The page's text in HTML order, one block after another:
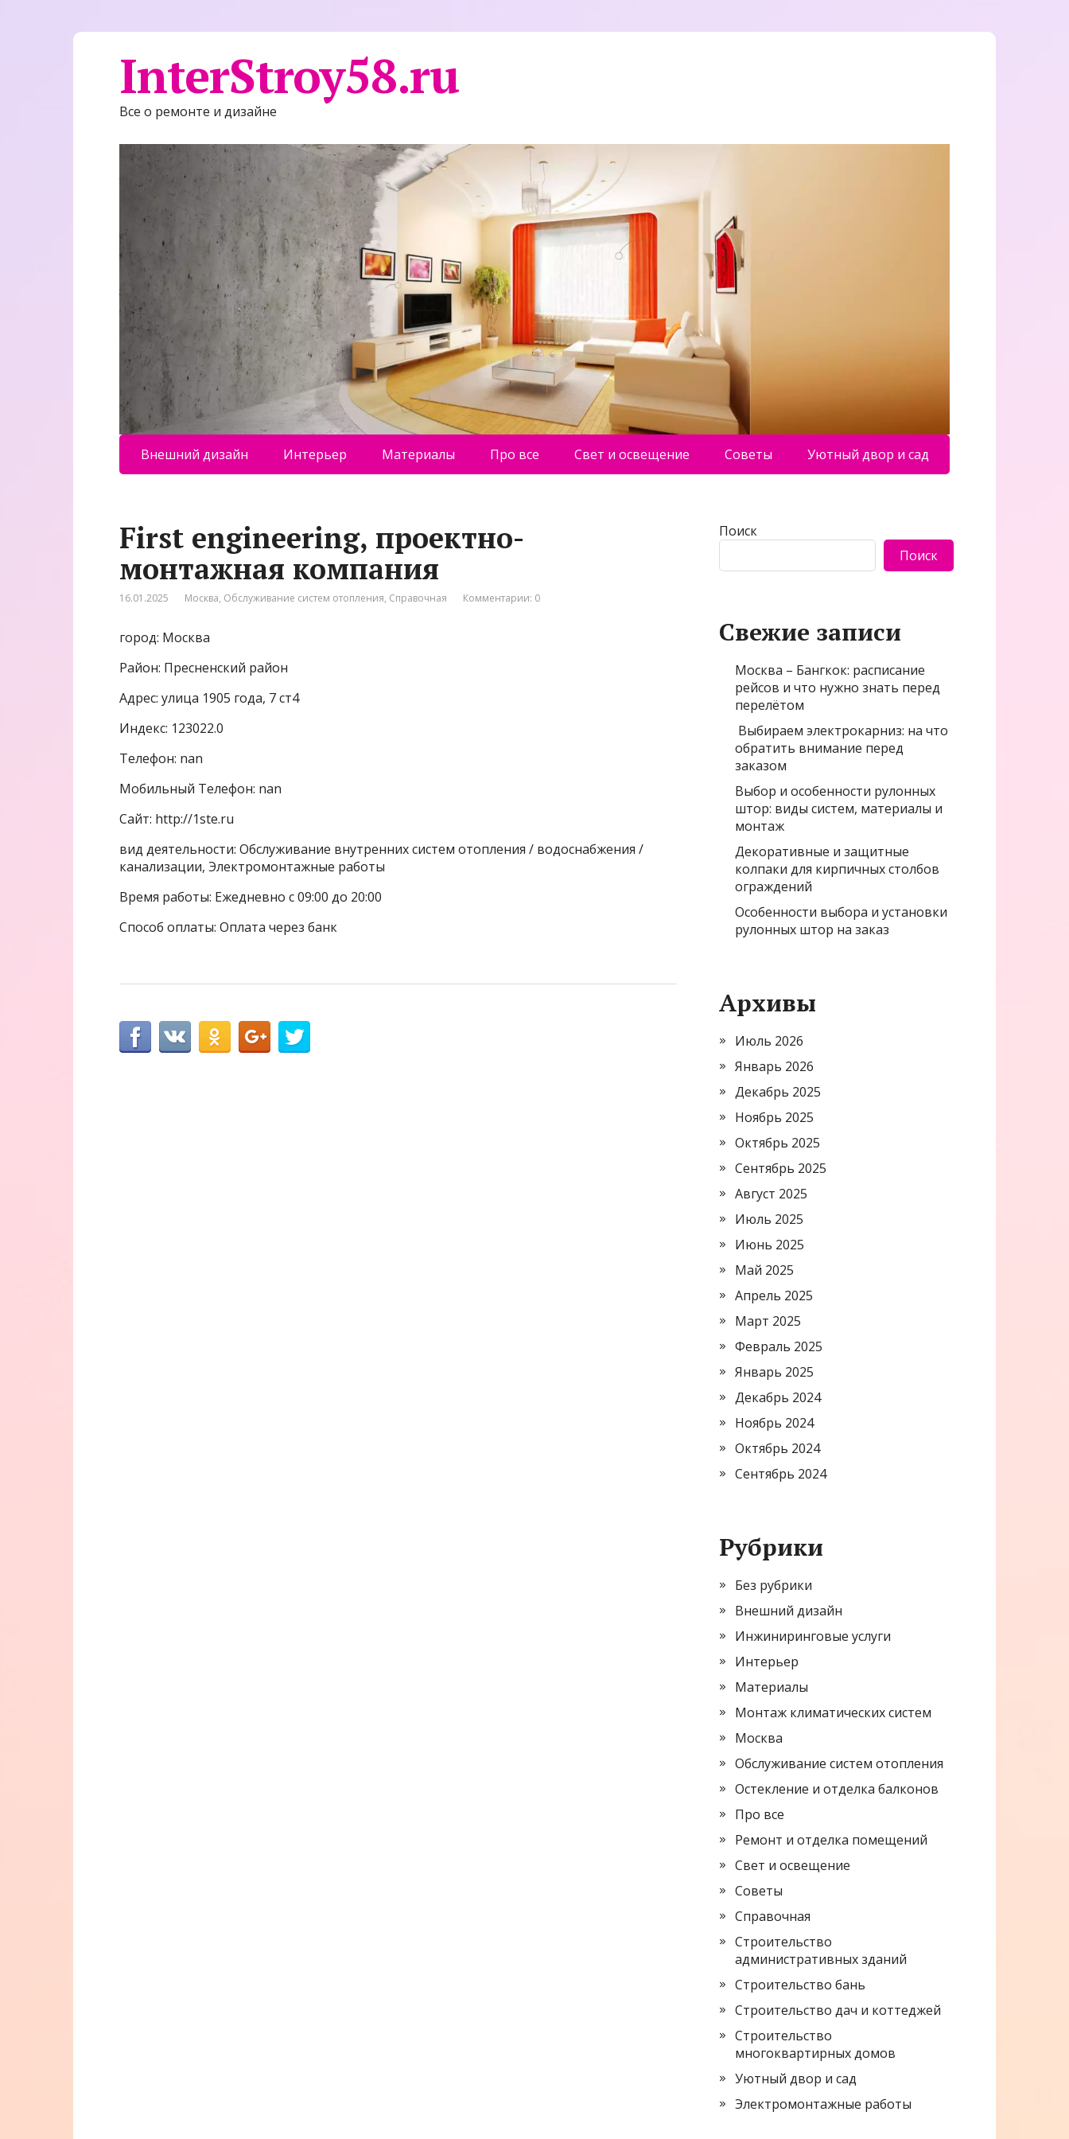
InterStroy58.ru
Все о ремонте и дизайне
Внешний дизайн Интерьер Материалы Про все Свет и освещение Советы Уютный двор и сад
First engineering, проектно-
монтажная компания
16.01.2025 Москва, Обслуживание систем отопления, Справочная Комментарии: 0
город: Москва
Район: Пресненский район
Адрес: улица 1905 года, 7 ст4
Индекс: 123022.0
Телефон: nan
Мобильный Телефон: nan
Сайт: http://1ste.ru
вид деятельности: Обслуживание внутренних систем отопления / водоснабжения /
канализации, Электромонтажные работы
Время работы: Ежедневно с 09:00 до 20:00
Способ оплаты: Оплата через банк
Поиск
Поиск
Свежие записи
Москва – Бангкок: расписание
рейсов и что нужно знать перед
перелётом
Выбираем электрокарниз: на что
обратить внимание перед
заказом
Выбор и особенности рулонных
штор: виды систем, материалы и
монтаж
Декоративные и защитные
колпаки для кирпичных столбов
ограждений
Особенности выбора и установки
рулонных штор на заказ
Архивы
Июль 2026
Январь 2026
Декабрь 2025
Ноябрь 2025
Октябрь 2025
Сентябрь 2025
Август 2025
Июль 2025
Июнь 2025
Май 2025
Апрель 2025
Март 2025
Февраль 2025
Январь 2025
Декабрь 2024
Ноябрь 2024
Октябрь 2024
Сентябрь 2024
Рубрики
Без рубрики
Внешний дизайн
Инжиниринговые услуги
Интерьер
Материалы
Монтаж климатических систем
Москва
Обслуживание систем отопления
Остекление и отделка балконов
Про все
Ремонт и отделка помещений
Свет и освещение
Советы
Справочная
Строительство
административных зданий
Строительство бань
Строительство дач и коттеджей
Строительство
многоквартирных домов
Уютный двор и сад
Электромонтажные работы